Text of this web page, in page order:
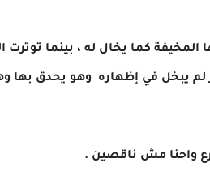
كما يخال له ، بينما توترت
لم يبخل في إظهاره وهو يحدق بها
واحنا مش ناقصين .